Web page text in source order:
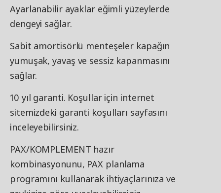
Ayarlanabilir ayaklar eğimli yüzeylerde
dengeyi sağlar.
Sabit amortisörlü menteşeler kapağın
yumuşak, yavaş ve sessiz kapanmasını
sağlar.
10 yıl garanti. Koşullar için internet
sitemizdeki garanti koşulları sayfasını
inceleyebilirsiniz.
PAX/KOMPLEMENT hazır
kombinasyonunu, PAX planlama
programını kullanarak ihtiyaçlarınıza ve